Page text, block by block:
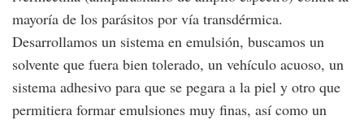
mayoría de los parásitos por vía transdérmica.
Desarrollamos un sistema en emulsión, buscamos un
solvente que fuera bien tolerado, un vehículo acuoso, un
sistema adhesivo para que se pegara a la piel y otro que
permitiera formar emulsiones muy finas, así como un